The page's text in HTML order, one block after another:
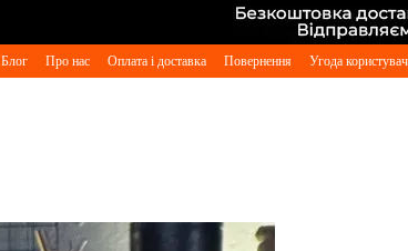
Блог Про нас Оплата і доставка Повернення Угода